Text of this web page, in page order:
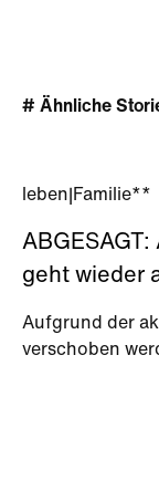
# Ähnliche
leben Familie**
geht wieder
Aufgrund der
verschoben